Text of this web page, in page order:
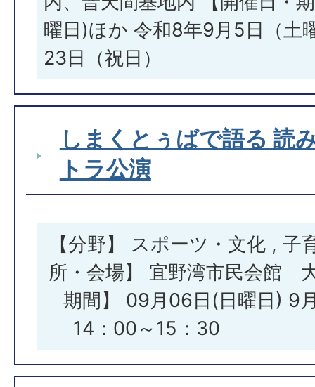
曜日)ほか 令和8年9月5日（土
23日（祝日）
しまくとぅばで語る 読
トラ公演
【分野】 スポーツ・文化 , 子
所・会場】 宜野湾市民会館
期間】 09月06日(日曜日)
14：00～15：30 （